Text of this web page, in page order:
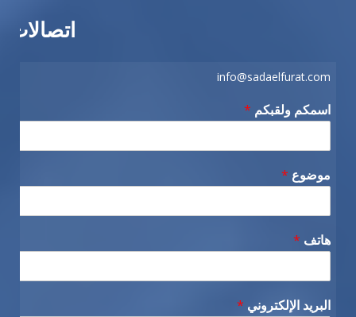
اتصالات
info@sadaelfurat.com
اسمكم ولقبكم *
موضوع *
هاتف *
البريد الإلكتروني *